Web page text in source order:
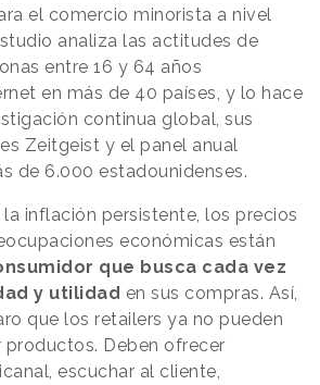
el comercio minorista a nivel
analiza las actitudes de
entre 16 y 64 años
en más de 40 países, y lo hace
continua global, sus
Zeitgeist y el panel anual
de 6.000 estadounidenses.
inflación persistente, los precios
económicas están
que busca cada vez
y utilidad en sus compras. Así,
que los retailers ya no pueden
productos. Deben ofrecer
escuchar al cliente,